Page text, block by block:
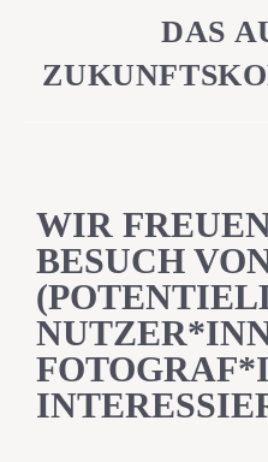
DAS
WIR
BESUCH